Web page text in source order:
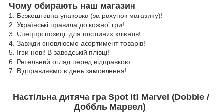
Чому обирають наш магазин
1. Безкоштовна упаковка (за рахунок магазину)!
2. Українські правила до кожної гри!
3. Спецпропозиції для постійних клієнтів!
4. Завжди оновлюємо асортимент товарів!
5. Ігри нові! В заводській плівці!
6. Ретельний огляд перед відправкою!
7. Відправляємо в день замовлення!
Настільна дитяча гра Spot it! Marvel (Dobble /
Доббль Марвел)